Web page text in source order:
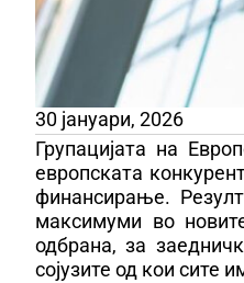
30 јануари, 2026
Групацијата на
европската
финансирање.
максимуми во
одбрана, за
сојузите од кои сите